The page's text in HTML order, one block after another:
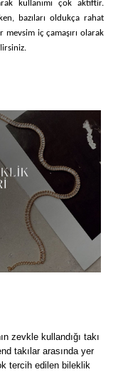
kullanımı çok aktiftir.
bazıları oldukça rahat
mevsim iç çamaşırı olarak
zevkle kullandığı takı
takılar arasında yer
tercih edilen bileklik